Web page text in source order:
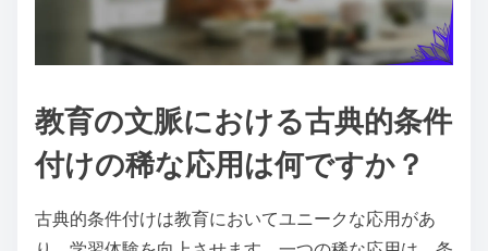
教育の文脈における古典的条件
付けの稀な応用は何ですか？
古典的条件付けは教育においてユニークな応用があ